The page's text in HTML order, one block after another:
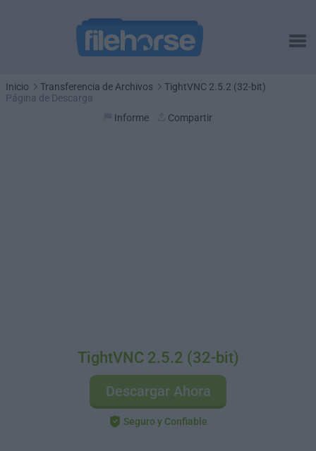
Inicio Transferencia de Archivos
TightVNC 2.5.2 (32-bit)
Página de Descarga
Informe
Compartir
TightVNC 2.5.2 (32-bit)
Descargar Ahora
Seguro y Confiable